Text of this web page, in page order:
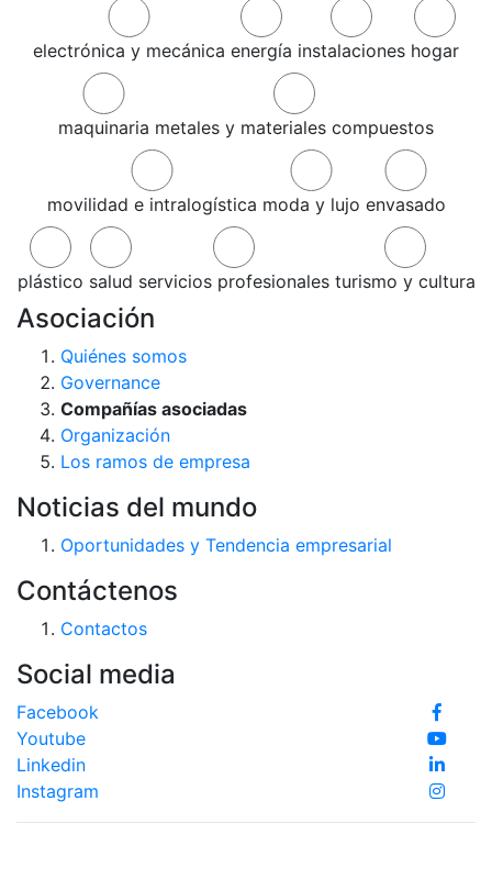
electrónica y mecánica energía instalaciones hogar
maquinaria metales y materiales compuestos
movilidad e intralogística moda y lujo envasado
plástico salud servicios profesionales turismo y cultura
Asociación
Quiénes somos
Governance
Compañías asociadas
Organización
Los ramos de empresa
Noticias del mundo
Oportunidades y Tendencia empresarial
Contáctenos
Contactos
Social media
Facebook
Youtube
Linkedin
Instagram